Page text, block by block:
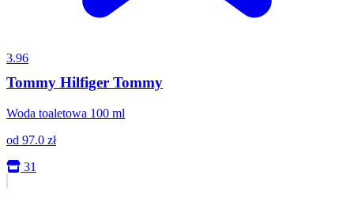
3.96
Tommy Hilfiger Tommy
Woda toaletowa 100 ml
od 97.0 zł
31